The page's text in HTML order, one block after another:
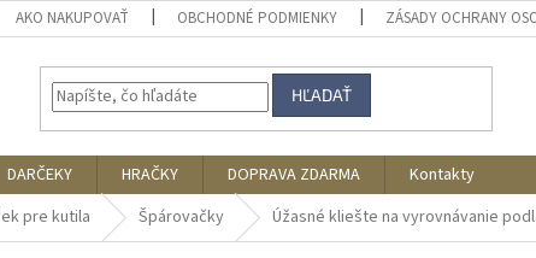
AKO NAKUPOVAŤ OBCHODNÉ PODMIENKY ZÁSADY OCHRANY
HĽADAŤ
DARČEKY HRAČKY DOPRAVA ZDARMA
Kontakty
pre kutila Špárovačky Úžasné kliešte na vyrovnávanie